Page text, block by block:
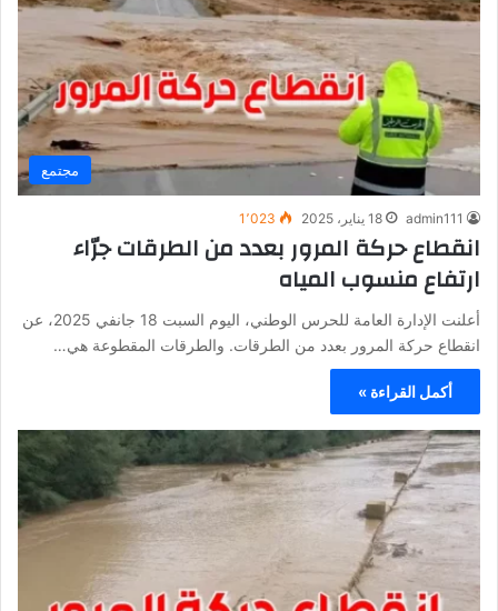
مجتمع
admin111 18 يناير، 2025 1٬023
انقطاع حركة المرور بعدد من الطرقات جرّاء
ارتفاع منسوب المياه
أعلنت الإدارة العامة للحرس الوطني، اليوم السبت 18 جانفي 2025، عن
انقطاع حركة المرور بعدد من الطرقات. والطرقات المقطوعة هي…
أكمل القراءة »